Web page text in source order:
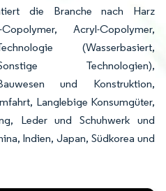
die Branche nach Harz
Acryl-Copolymer,
(Wasserbasiert,
Technologien),
und Konstruktion,
Langlebige Konsumgüter,
Leder und Schuhwerk und
Indien, Japan, Südkorea und